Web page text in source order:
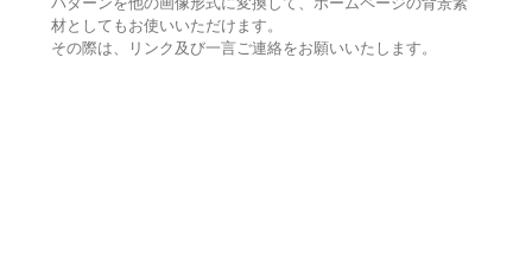
材としてもお使いいただけます。
その際は、リンク及び一言ご連絡をお願いいたします。